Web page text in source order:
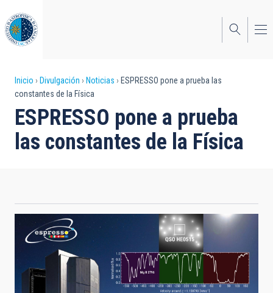
al
contenido
principal
Sobrescribir
enlaces
de
ayuda
navegación
Inicio Divulgación Noticias
ESPRESSO pone a prueba las
constantes de la Física
ESPRESSO pone a prueba
las constantes de la Física